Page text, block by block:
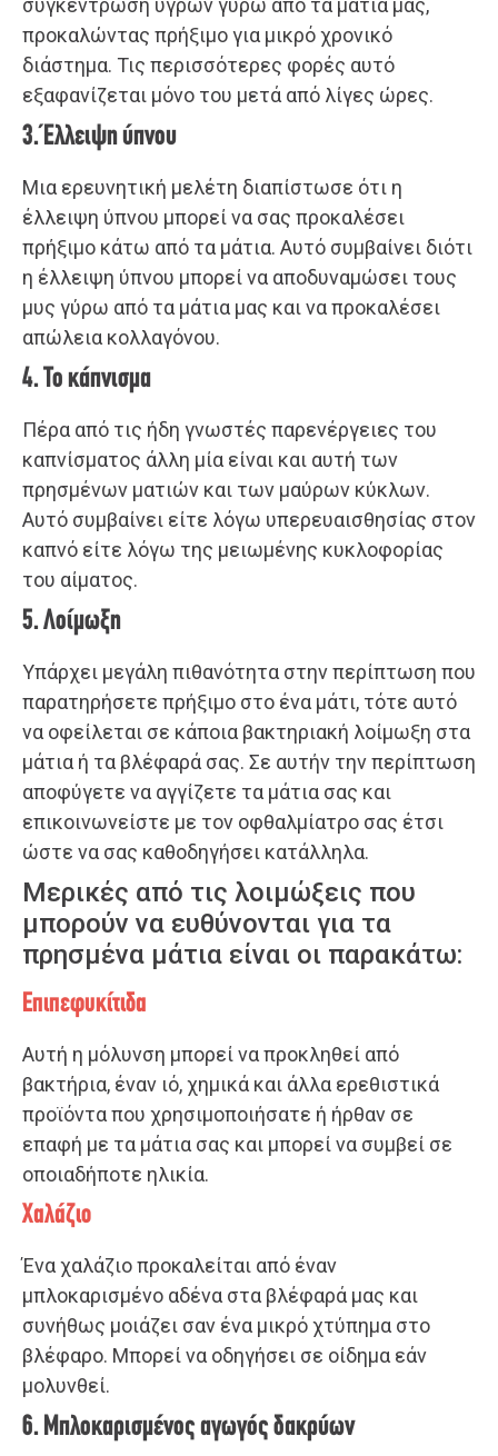
συγκέντρωση υγρών γύρω από τα μάτια μας,
προκαλώντας πρήξιμο για μικρό χρονικό
διάστημα. Τις περισσότερες φορές αυτό
εξαφανίζεται μόνο του μετά από λίγες ώρες.
3. Έλλειψη ύπνου
Μια ερευνητική μελέτη διαπίστωσε ότι η
έλλειψη ύπνου μπορεί να σας προκαλέσει
πρήξιμο κάτω από τα μάτια. Αυτό συμβαίνει διότι
η έλλειψη ύπνου μπορεί να αποδυναμώσει τους
μυς γύρω από τα μάτια μας και να προκαλέσει
απώλεια κολλαγόνου.
4. Το κάπνισμα
Πέρα από τις ήδη γνωστές παρενέργειες του
καπνίσματος άλλη μία είναι και αυτή των
πρησμένων ματιών και των μαύρων κύκλων.
Αυτό συμβαίνει είτε λόγω υπερευαισθησίας στον
καπνό είτε λόγω της μειωμένης κυκλοφορίας
του αίματος.
5. Λοίμωξη
Υπάρχει μεγάλη πιθανότητα στην περίπτωση που
παρατηρήσετε πρήξιμο στο ένα μάτι, τότε αυτό
να οφείλεται σε κάποια βακτηριακή λοίμωξη στα
μάτια ή τα βλέφαρά σας. Σε αυτήν την περίπτωση
αποφύγετε να αγγίζετε τα μάτια σας και
επικοινωνείστε με τον οφθαλμίατρο σας έτσι
ώστε να σας καθοδηγήσει κατάλληλα.
Μερικές από τις λοιμώξεις που
μπορούν να ευθύνονται για τα
πρησμένα μάτια είναι οι παρακάτω:
Επιπεφυκίτιδα
Αυτή η μόλυνση μπορεί να προκληθεί από
βακτήρια, έναν ιό, χημικά και άλλα ερεθιστικά
προϊόντα που χρησιμοποιήσατε ή ήρθαν σε
επαφή με τα μάτια σας και μπορεί να συμβεί σε
οποιαδήποτε ηλικία.
Χαλάζιο
Ένα χαλάζιο προκαλείται από έναν
μπλοκαρισμένο αδένα στα βλέφαρά μας και
συνήθως μοιάζει σαν ένα μικρό χτύπημα στο
βλέφαρο. Μπορεί να οδηγήσει σε οίδημα εάν
μολυνθεί.
6. Μπλοκαρισμένος αγωγός δακρύων